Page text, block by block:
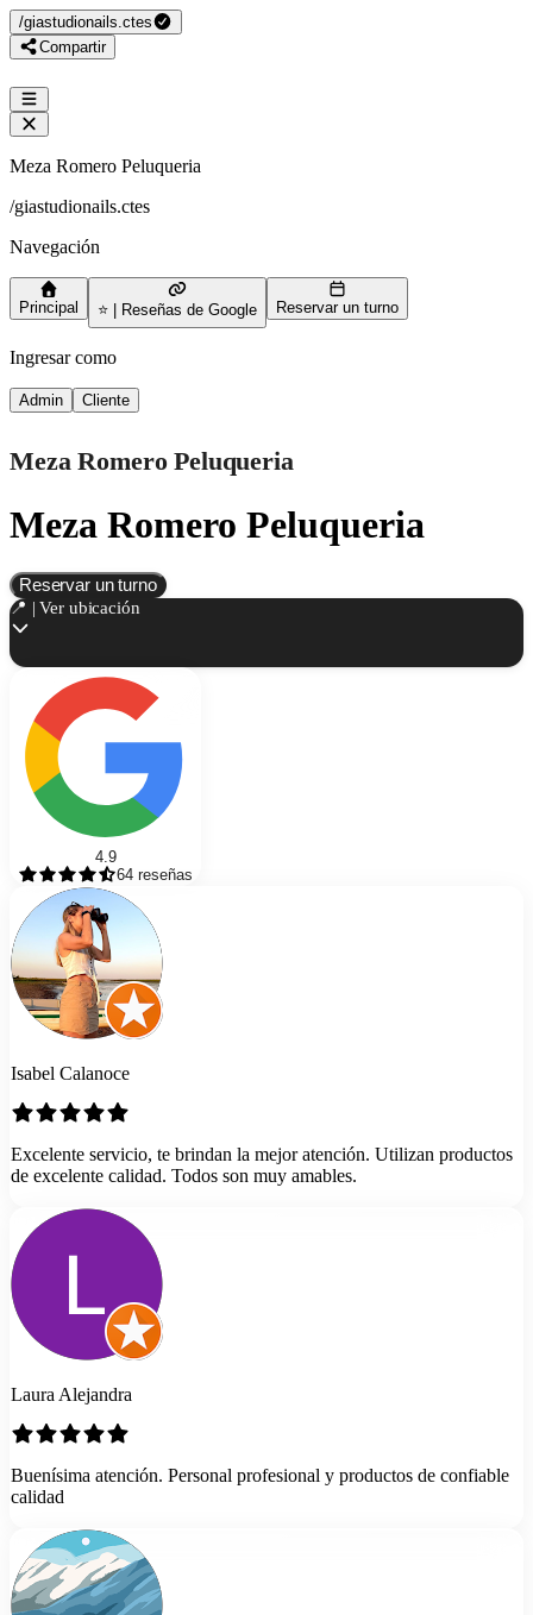
/giastudionails.ctes
Compartir
Meza Romero Peluqueria
/giastudionails.ctes
Navegación
Principal ⭐ | Reseñas de Google Reservar un turno
Ingresar como
Admin Cliente
Meza Romero Peluqueria
Meza Romero Peluqueria
Reservar un turno
📍 | Ver ubicación
4.9
64 reseñas
Isabel Calanoce
Excelente servicio, te brindan la mejor atención. Utilizan productos
de excelente calidad. Todos son muy amables.
Laura Alejandra
Buenísima atención. Personal profesional y productos de confiable
calidad